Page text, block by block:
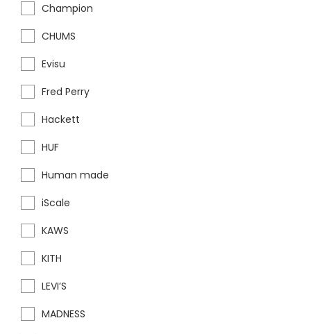
Champion
CHUMS
Evisu
Fred Perry
Hackett
HUF
Human made
iScale
KAWS
KITH
LEVI’S
MADNESS